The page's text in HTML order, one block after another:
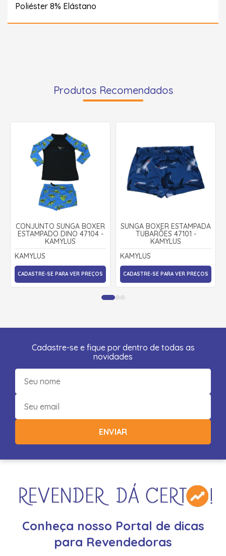
Poliéster 8% Elástano
Produtos Recomendados
CONJUNTO SUNGA BOXER
ESTAMPADO DINO 47104 -
KAMYLUS
KAMYLUS
CADASTRE-SE PARA VER PREÇOS
SUNGA BOXER ESTAMPADA
TUBARÕES 47101 -
KAMYLUS
KAMYLUS
CADASTRE-SE PARA VER PREÇOS
Cadastre-se e fique por dentro de todas as
novidades
ENVIAR
Conheça nosso Portal de dicas
para Revendedoras